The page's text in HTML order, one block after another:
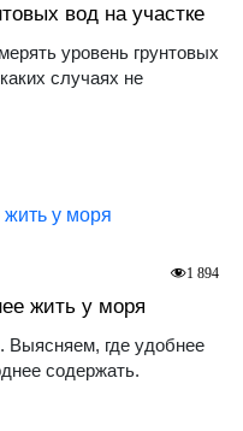
вод на участке
уровень грунтовых
случаях не
жить у моря
где удобнее
содержать.
1 894